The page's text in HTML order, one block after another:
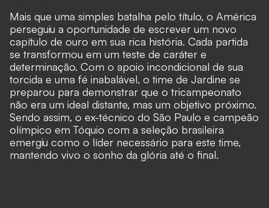
Mais que uma simples batalha pelo título, o América
perseguiu a oportunidade de escrever um novo
capítulo de ouro em sua rica história. Cada partida
se transformou em um teste de caráter e
determinação. Com o apoio incondicional de sua
torcida e uma fé inabalável, o time de Jardine se
preparou para demonstrar que o tricampeonato
não era um ideal distante, mas um objetivo próximo.
Sendo assim, o ex-técnico do São Paulo e campeão
olímpico em Tóquio com a seleção brasileira
emergiu como o líder necessário para este time,
mantendo vivo o sonho da glória até o final.